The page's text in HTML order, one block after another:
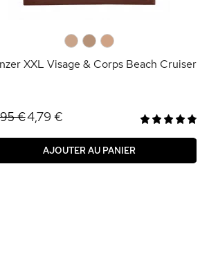
XXL Visage & Corps Beach Cruiser
€4,79 €
AJOUTER AU PANIER